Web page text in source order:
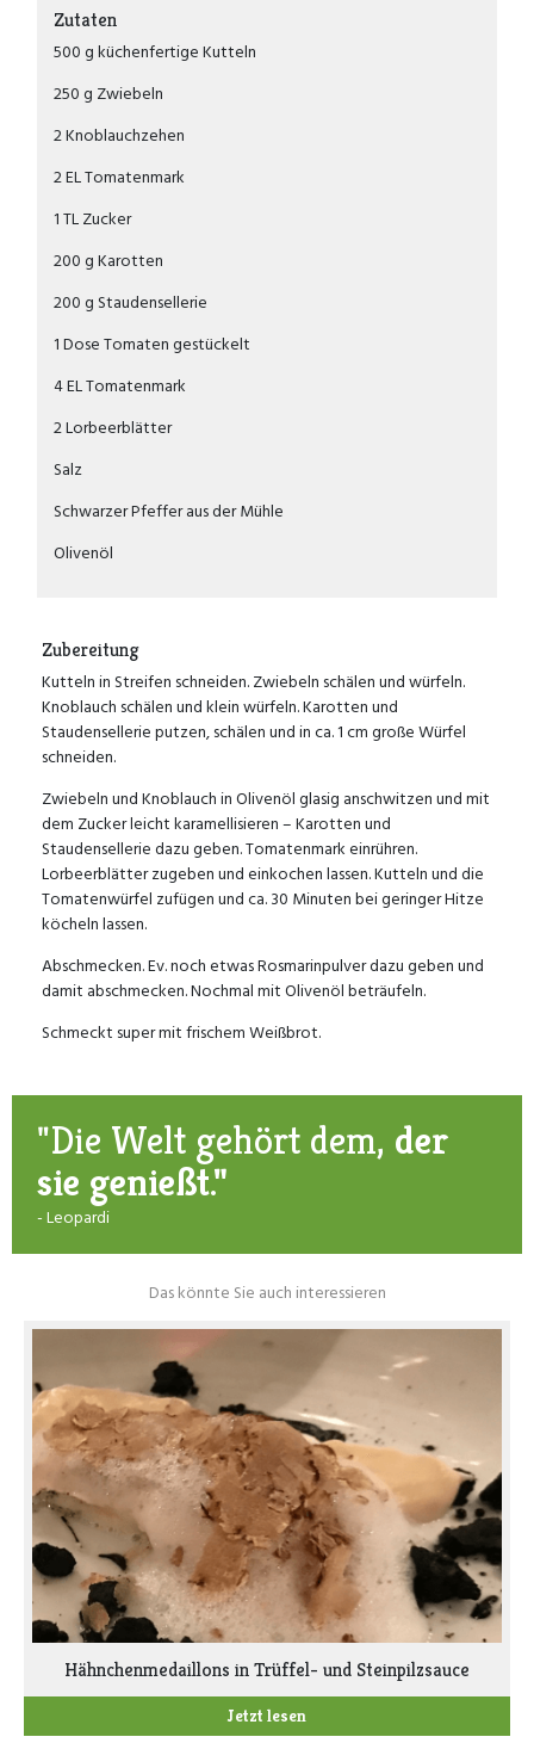
Zutaten
500 g küchenfertige Kutteln
250 g Zwiebeln
2 Knoblauchzehen
2 EL Tomatenmark
1 TL Zucker
200 g Karotten
200 g Staudensellerie
1 Dose Tomaten gestückelt
4 EL Tomatenmark
2 Lorbeerblätter
Salz
Schwarzer Pfeffer aus der Mühle
Olivenöl
Zubereitung
Kutteln in Streifen schneiden. Zwiebeln schälen und würfeln.
Knoblauch schälen und klein würfeln. Karotten und
Staudensellerie putzen, schälen und in ca. 1 cm große Würfel
schneiden.
Zwiebeln und Knoblauch in Olivenöl glasig anschwitzen und mit
dem Zucker leicht karamellisieren – Karotten und
Staudensellerie dazu geben. Tomatenmark einrühren.
Lorbeerblätter zugeben und einkochen lassen. Kutteln und die
Tomatenwürfel zufügen und ca. 30 Minuten bei geringer Hitze
köcheln lassen.
Abschmecken. Ev. noch etwas Rosmarinpulver dazu geben und
damit abschmecken. Nochmal mit Olivenöl beträufeln.
Schmeckt super mit frischem Weißbrot.
"Die Welt gehört dem, der
sie genießt."
- Leopardi
Das könnte Sie auch interessieren
Hähnchenmedaillons in Trüffel- und Steinpilzsauce
Jetzt lesen